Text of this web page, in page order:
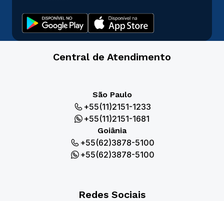
Central de Atendimento
São Paulo
+55(11)2151-1233
+55(11)2151-1681
Goiânia
+55(62)3878-5100
+55(62)3878-5100
Redes Sociais